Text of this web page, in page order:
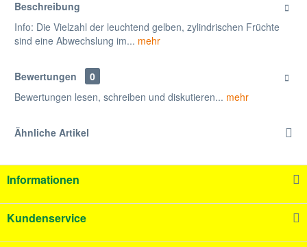
Beschreibung
Info: Die Vielzahl der leuchtend gelben, zylindrischen Früchte
sind eine Abwechslung im... mehr
Bewertungen
0
Bewertungen lesen, schreiben und diskutieren... mehr
Ähnliche Artikel
Informationen
Kundenservice